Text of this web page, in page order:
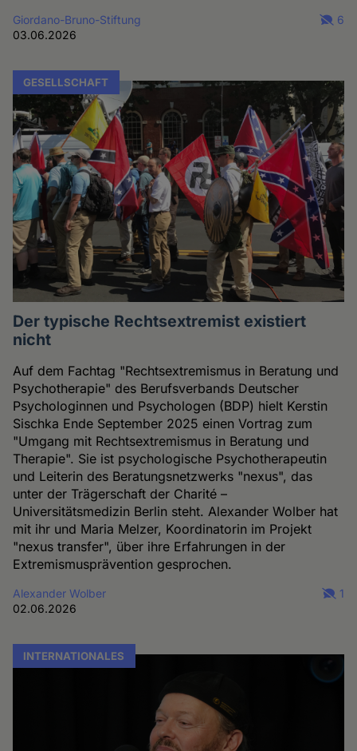
Giordano-Bruno-Stiftung
03.06.2026
6
GESELLSCHAFT
Der typische Rechtsextremist existiert
nicht
Auf dem Fachtag "Rechtsextremismus in Beratung und
Psychotherapie" des Berufsverbands Deutscher
Psychologinnen und Psychologen (BDP) hielt Kerstin
Sischka Ende September 2025 einen Vortrag zum
"Umgang mit Rechtsextremismus in Beratung und
Therapie". Sie ist psychologische Psychotherapeutin
und Leiterin des Beratungsnetzwerks "nexus", das
unter der Trägerschaft der Charité –
Universitätsmedizin Berlin steht. Alexander Wolber hat
mit ihr und Maria Melzer, Koordinatorin im Projekt
"nexus transfer", über ihre Erfahrungen in der
Extremismusprävention gesprochen.
Alexander Wolber
02.06.2026
1
INTERNATIONALES